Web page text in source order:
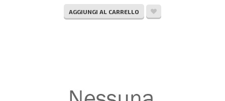
AGGIUNGI AL CARRELLO